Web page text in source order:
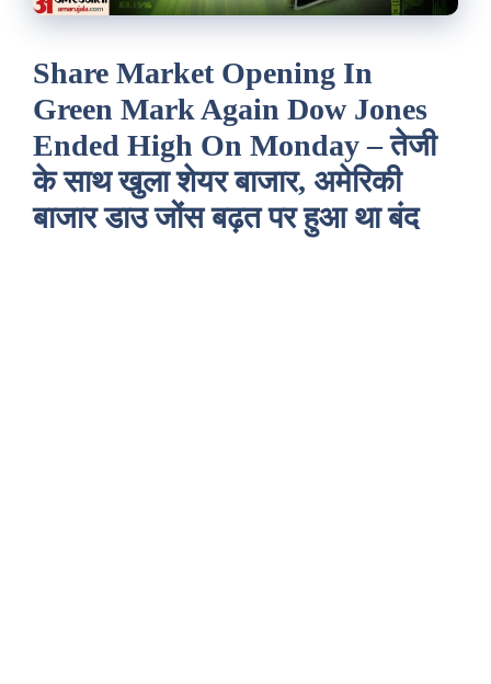
Share Market Opening In
Green Mark Again Dow Jones
Ended High On Monday – तेजी
के साथ खुला शेयर बाजार, अमेरिकी
बाजार डाउ जोंस बढ़त पर हुआ था बंद